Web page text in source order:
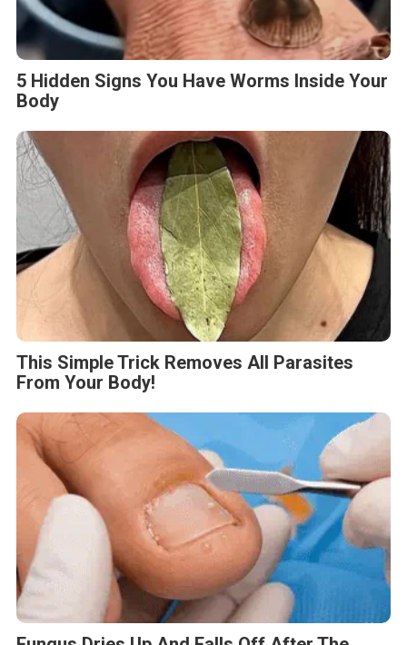
5 Hidden Signs You Have Worms Inside Your
Body
This Simple Trick Removes All Parasites
From Your Body!